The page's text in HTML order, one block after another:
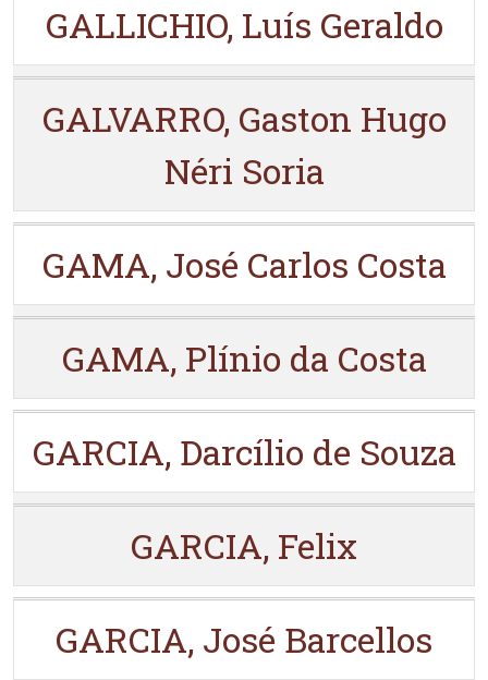
GALLICHIO, Luís Geraldo
GALVARRO, Gaston Hugo
Néri Soria
GAMA, José Carlos Costa
GAMA, Plínio da Costa
GARCIA, Darcílio de Souza
GARCIA, Felix
GARCIA, José Barcellos